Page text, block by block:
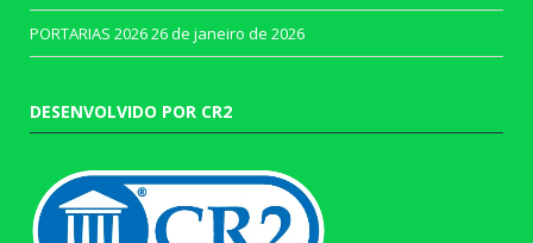
PORTARIAS 202626 de janeiro de 2026
DESENVOLVIDO POR CR2